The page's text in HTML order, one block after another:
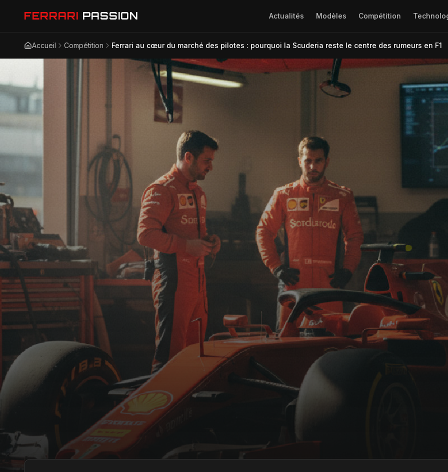
FERRARI PASSION Actualités Modèles Compétition
Accueil Compétition Ferrari au cœur du marché des pilotes : pourquoi la Scuderia reste le centre des rumeurs en F1